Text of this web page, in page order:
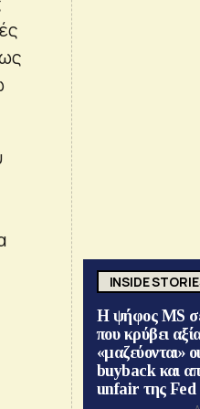
INSIDE
Η ψήφος MS
που κρύβει
«μαζεύονται»
buyback και
unfair της Fed